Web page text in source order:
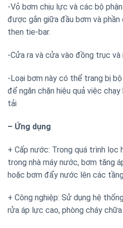
-Vỏ bơm chịu lực và các bộ
được gắn giữa đầu bơm và phần
then tie-bar.
-Cửa ra và cửa vào đồng trục và
-Loại bơm này có thể trang bị
để ngăn chặn hiệu quả việc
tải
– Ứng dụng
+ Cấp nước: Trong quá trình lọc
trong nhà máy nước, bơm tăng
hoặc bơm đẩy nước lên các
+ Công nghiệp: Sử dụng hệ
rửa áp lực cao, phòng cháy chữa